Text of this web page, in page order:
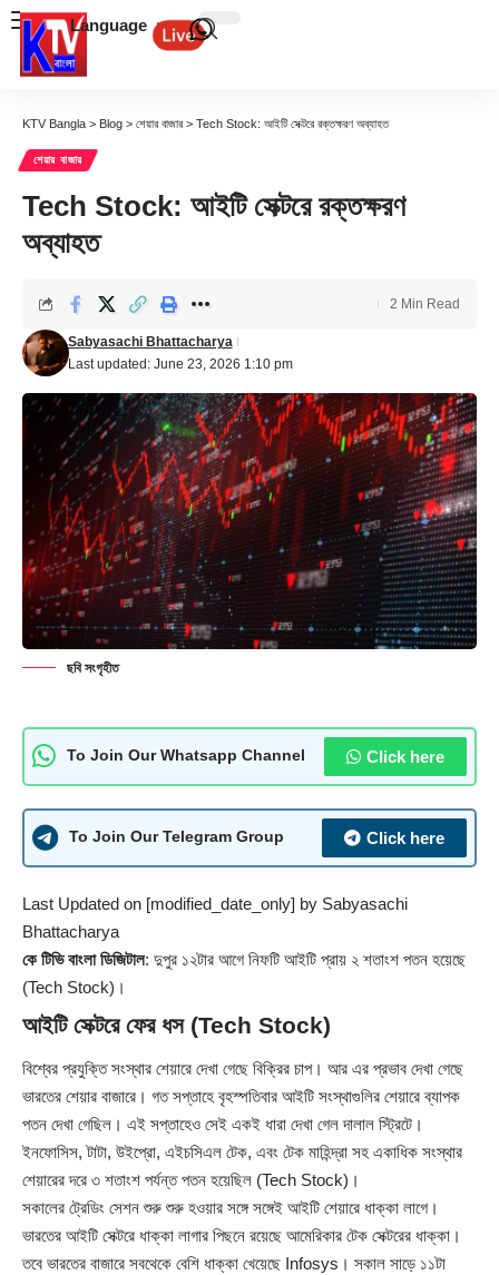
Language
KTV Bangla > Blog > শেয়ার বাজার> Tech Stock: আইটি সেক্টরে রক্তক্ষরণ অব্যাহত
শেয়ার বাজার
Tech Stock: আইটি সেক্টরে রক্তক্ষরণ
অব্যাহত
Last updated: June 23, 2026 1:10 pm
Sabyasachi Bhattacharya
2 Min Read
ছবি সংগৃহীত
To Join Our Whatsapp Channel Click here
To Join Our Telegram Group Click here
Last Updated on [modified_date_only] by Sabyasachi
Bhattacharya
কে টিভি বাংলা ডিজিটাল: দুপুর ১২টার আগে নিফটি আইটি প্রায় ২ শতাংশ পতন হয়েছে
(Tech Stock)।
আইটি সেক্টরে ফের ধস (Tech Stock)
বিশ্বের প্রযুক্তি সংস্থার শেয়ারে দেখা গেছে বিক্রির চাপ। আর এর প্রভাব দেখা গেছে
ভারতের শেয়ার বাজারে। গত সপ্তাহে বৃহস্পতিবার আইটি সংস্থাগুলির শেয়ারে ব্যাপক
পতন দেখা গেছিল। এই সপ্তাহেও সেই একই ধারা দেখা গেল দালাল স্ট্রিটে।
ইনফোসিস, টাটা, উইপ্রো, এইচসিএল টেক, এবং টেক মাহিন্দ্রা সহ একাধিক সংস্থার
শেয়ারের দরে ৩ শতাংশ পর্যন্ত পতন হয়েছিল (Tech Stock)।
সকালের ট্রেডিং সেশন শুরু শুরু হওয়ার সঙ্গে সঙ্গেই আইটি শেয়ারে ধাক্কা লাগে।
ভারতের আইটি সেক্টরে ধাক্কা লাগার পিছনে রয়েছে আমেরিকার টেক সেক্টরের ধাক্কা।
তবে ভারতের বাজারে সবথেকে বেশি ধাক্কা খেয়েছে Infosys। সকাল সাড়ে ১১টা